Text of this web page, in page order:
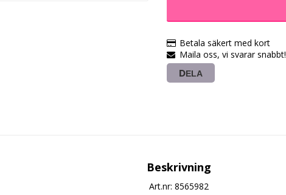
Betala säkert med kort
Maila oss, vi svarar snabbt!
DELA
Beskrivning
Art.nr: 8565982